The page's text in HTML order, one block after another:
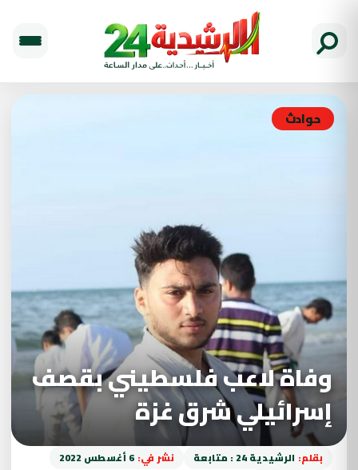
حوادث
وفاة لاعب فلسطيني بقصف
إسرائيلي شرق غزة
بقلم: الرشيدية 24 : متابعة نشر في: 6 أغسطس 2022